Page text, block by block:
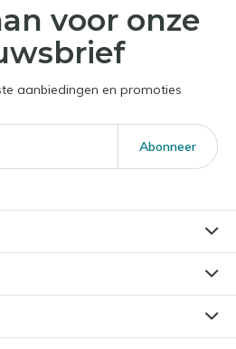
voor onze
aanbiedingen en promoties
Abonneer